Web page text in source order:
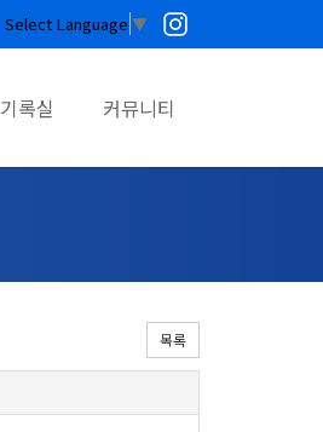
Select Language ▼
기록실 커뮤니티
목록